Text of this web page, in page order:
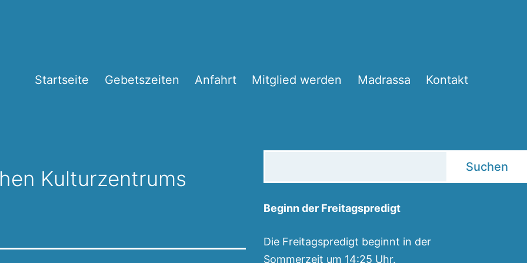
Startseite Gebetszeiten Anfahrt Mitglied werden Madrassa Kontakt
Kulturzentrums
Suchen
Beginn der Freitagspredigt
Die Freitagspredigt beginnt in der
Sommerzeit um 14:25 Uhr.